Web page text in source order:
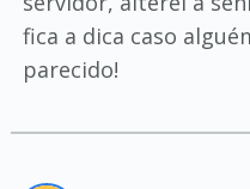
fica a dica caso
parecido!